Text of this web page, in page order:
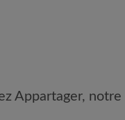
Appartager, notre